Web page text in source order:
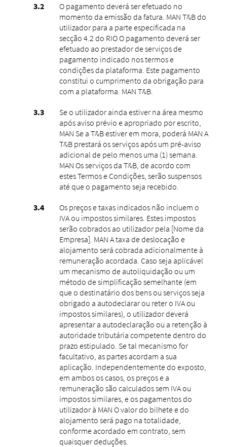
O pagamento deverá ser efetuado no
momento da emissão da fatura. MAN T&B do
utilizador para a parte especificada na
secção 4.2 do RIO O pagamento deverá ser
efetuado ao prestador de serviços de
pagamento indicado nos termos e
condições da plataforma. Este pagamento
constitui o cumprimento da obrigação para
com a plataforma. MAN T&B.
Se o utilizador ainda estiver na área mesmo
após aviso prévio e apropriado por escrito,
MAN Se a T&B estiver em mora, poderá MAN A
T&B prestará os serviços após um pré-aviso
adicional de pelo menos uma (1) semana.
MAN Os serviços da T&B, de acordo com
estes Termos e Condições, serão suspensos
até que o pagamento seja recebido.
Os preços e taxas indicados não incluem o
IVA ou impostos similares. Estes impostos
serão cobrados ao utilizador pela [Nome da
Empresa]. MAN A taxa de deslocação e
alojamento será cobrada adicionalmente à
remuneração acordada. Caso seja aplicável
um mecanismo de autoliquidação ou um
método de simplificação semelhante (em
que o destinatário dos bens ou serviços seja
obrigado a autodeclarar ou reter o IVA ou
impostos similares), o utilizador deverá
apresentar a autodeclaração ou a retenção à
autoridade tributária competente dentro do
prazo estipulado. Se tal mecanismo for
facultativo, as partes acordam a sua
aplicação. Independentemente do exposto,
em ambos os casos, os preços e a
remuneração são calculados sem IVA ou
impostos similares, e os pagamentos do
utilizador à MAN O valor do bilhete e do
alojamento será pago na totalidade,
conforme acordado em contrato, sem
quaisquer deduções.